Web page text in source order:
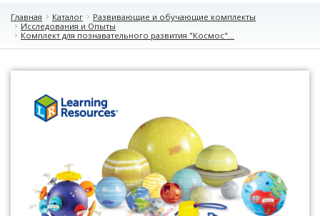
Главная Каталог
Развивающие и обучающие комплекты
Исследования и Опыты
Комплект для познавательного развития "Космос"...